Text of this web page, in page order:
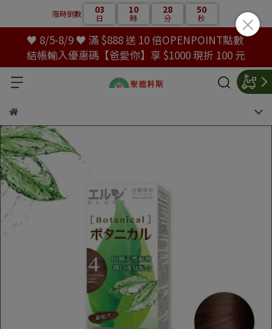
限時倒數 03
日
10
時
28
分
50
秒
♥ 8/5-8/9 ♥ 滿 $888 送 10 倍OPENPOINT點數
結帳輸入優惠碼【爸愛你】享 $1000 現折 100 元